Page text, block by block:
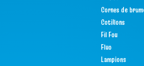
Cornes de
Cotillons
Fil Fou
Fluo
Lampions